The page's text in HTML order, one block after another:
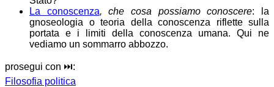
La conoscenza, che cosa possiamo conoscere: la
gnoseologia o teoria della conoscenza riflette sulla
portata e i limiti della conoscenza umana. Qui ne
vediamo un sommarro abbozzo.
prosegui con ⏭️:
Filosofia politica